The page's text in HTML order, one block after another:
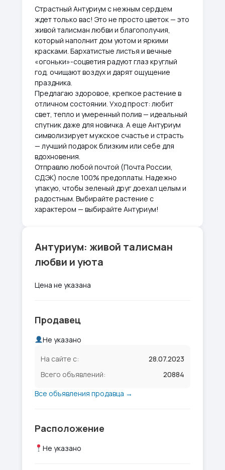
Страстный Антуриум с нежным сердцем
ждет только вас! Это не просто цветок — это
живой талисман любви и благополучия,
который наполнит дом уютом и яркими
красками. Бархатистые листья и вечные
«огоньки»-соцветия радуют глаз круглый
год, очищают воздух и дарят ощущение
праздника.
Предлагаю здоровое, крепкое растение в
отличном состоянии. Уход прост: любит
свет, тепло и умеренный полив — идеальный
спутник даже для новичка. А еще Антуриум
символизирует мужское счастье и страсть
— лучший подарок близким или себе для
вдохновения.
Отправлю любой почтой (Почта России,
СДЭК) после 100% предоплаты. Надежно
упакую, чтобы зеленый друг доехал целым и
радостным. Выбирайте растение с
характером — выбирайте Антуриум!
Антуриум: живой талисман
любви и уюта
Цена не указана
Продавец
Не указано
На сайте с:
28.07.2023
Всего объявлений:
20884
Все объявления продавца →
Расположение
Не указано